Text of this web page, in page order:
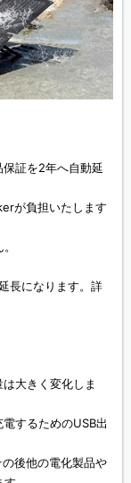
証を2年へ自動延
が負担いたします
長になります。詳
大きく変化しま
するためのUSB出
後他の電化製品や